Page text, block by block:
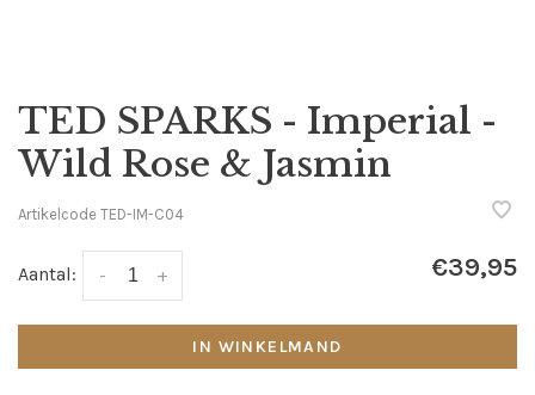
TED SPARKS - Imperial -
Wild Rose & Jasmin
Artikelcode TED-IM-C04
Aantal: +
- €39,95
IN WINKELMAND